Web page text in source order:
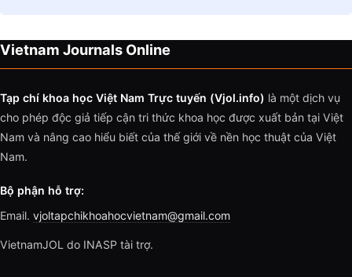
Vietnam Journals Online
Tạp chí khoa học Việt Nam Trực tuyến (Vjol.info) là một dịch vụ
cho phép độc giả tiếp cận tri thức khoa học được xuất bản tại Việt
Nam và nâng cao hiểu biết của thế giới về nền học thuật của Việt
Nam.
Bộ phận hỗ trợ:
Email. vjoltapchikhoahocvietnam@gmail.com
VietnamJOL do INASP tài trợ.